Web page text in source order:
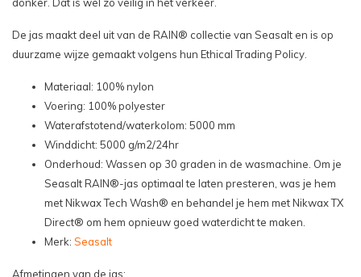
donker. Dat is wel zo veilig in het verkeer.
De jas maakt deel uit van de RAIN® collectie van Seasalt en is op
duurzame wijze gemaakt volgens hun Ethical Trading Policy.
Materiaal: 100% nylon
Voering: 100% polyester
Waterafstotend/waterkolom: 5000 mm
Winddicht: 5000 g/m2/24hr
Onderhoud: Wassen op 30 graden in de wasmachine. Om je
Seasalt RAIN®-jas optimaal te laten presteren, was je hem
met Nikwax Tech Wash® en behandel je hem met Nikwax TX
Direct® om hem opnieuw goed waterdicht te maken.
Merk: Seasalt
Afmetingen van de jas: